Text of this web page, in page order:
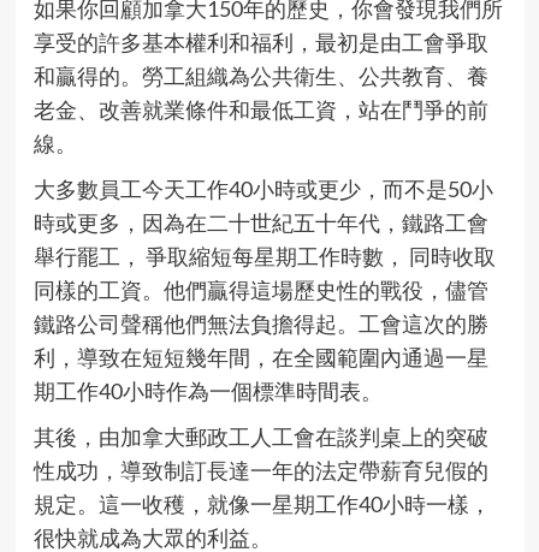
如果你回顧加拿大150年的歷史，你會發現我們所
享受的許多基本權利和福利，最初是由工會爭取
和贏得的。勞工組織為公共衛生、公共教育、養
老金、改善就業條件和最低工資，站在鬥爭的前
線。
大多數員工今天工作40小時或更少，而不是50小
時或更多，因為在二十世紀五十年代，鐵路工會
舉行罷工， 爭取縮短每星期工作時數， 同時收取
同樣的工資。他們贏得這場歷史性的戰役，儘管
鐵路公司聲稱他們無法負擔得起。工會這次的勝
利，導致在短短幾年間，在全國範圍內通過一星
期工作40小時作為一個標準時間表。
其後，由加拿大郵政工人工會在談判桌上的突破
性成功，導致制訂長達一年的法定帶薪育兒假的
規定。這一收穫，就像一星期工作40小時一樣，
很快就成為大眾的利益。